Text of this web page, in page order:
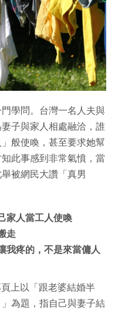
學問。台灣一名人夫與
子與家人相處融洽，誰
般使喚，甚至要求她幫
此事感到非常氣憤，當
被網民大讚「真男
家人當工人使喚
走
我疼的，不是來當傭人
上以「跟老婆結婚半
為題，指自己與妻子結